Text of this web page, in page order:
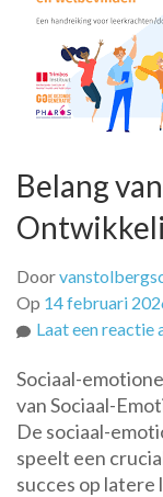
Belang
Door
Op 14 februari
Laat een reactie
Sociaal-
van Sociaal-
De sociaal-
speelt een
succes op